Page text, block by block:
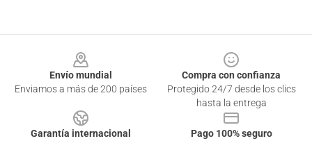
Envío mundial
Enviamos a más de 200 países
Compra con confianza
Protegido 24/7 desde los clics
hasta la entrega
Garantía internacional
Pago 100% seguro